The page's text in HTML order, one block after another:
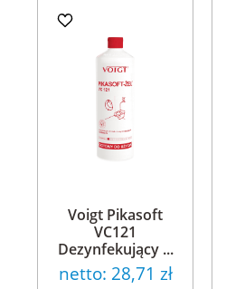
Voigt Pikasoft
VC121
Dezynfekujący ...
netto: 28,71 zł